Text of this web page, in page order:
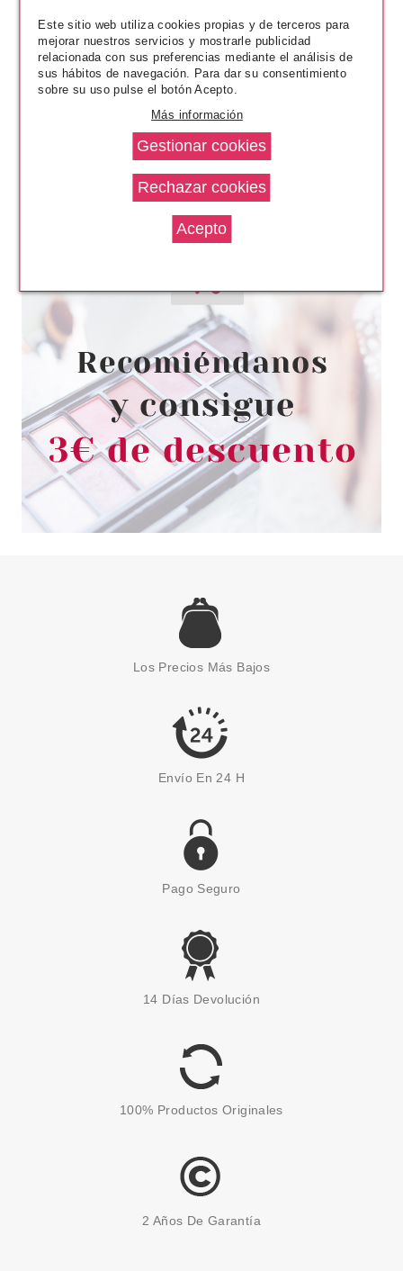
NAIL FASHION STICKER FOR
TOES PLATEADO
-11%
desde
2.59€
ESSENCE
ESSENCE CRYSTAL CRUSH
JOYAS PARA CABELLO
3.10€
ESSENCE
ESSENCE DISNEY MICKEY &
FRIENDS PINCEL PARA
2.20€
Los Precios Más Bajos
Envío En 24 H
Pago Seguro
14 Días Devolución
100% Productos Originales
2 Años De Garantía
Este sitio web utiliza cookies propias y de terceros para
mejorar nuestros servicios y mostrarle publicidad
relacionada con sus preferencias mediante el análisis de
sus hábitos de navegación. Para dar su consentimiento
sobre su uso pulse el botón Acepto.
Más información